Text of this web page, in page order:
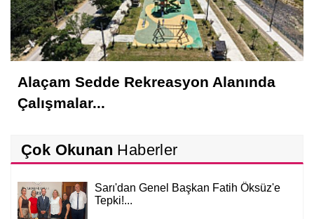
Alaçam Sedde Rekreasyon Alanında
Çalışmalar...
Çok Okunan Haberler
Sarı'dan Genel Başkan Fatih Öksüz'e
Tepki!...